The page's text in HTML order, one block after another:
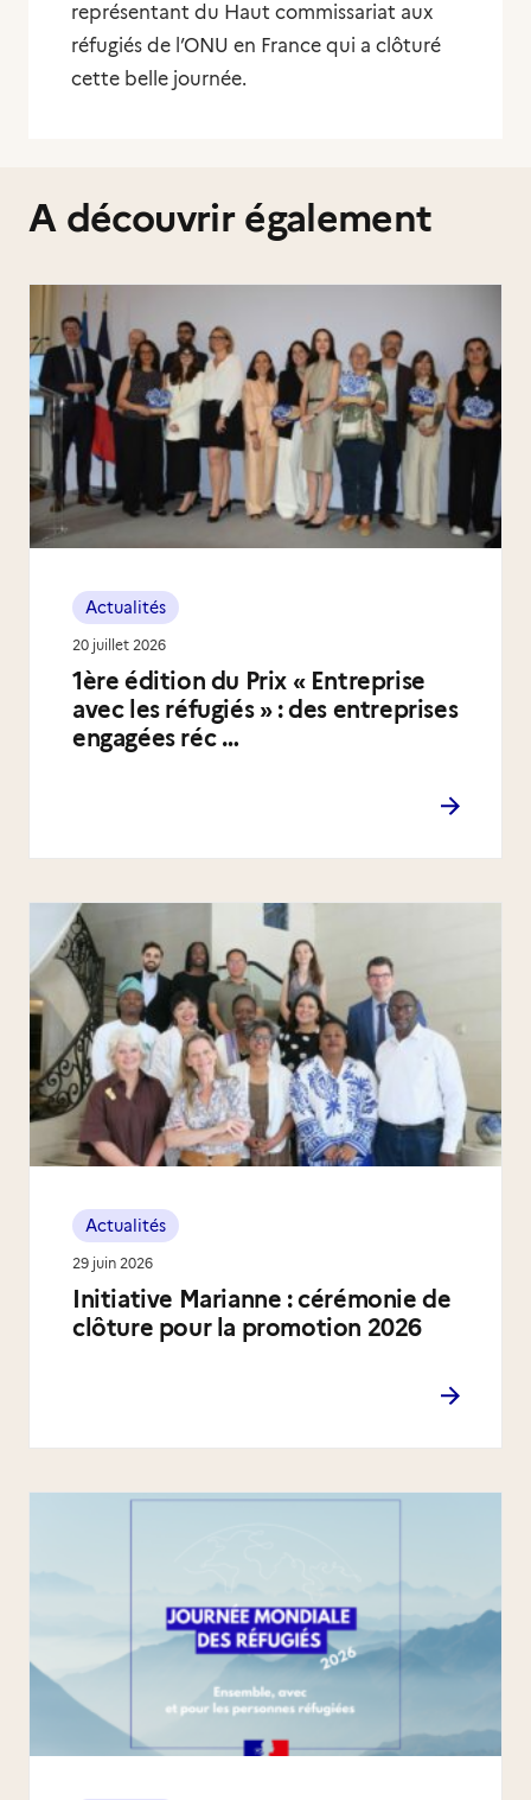
représentant du Haut commissariat aux
réfugiés de l’ONU en France qui a clôturé
cette belle journée.
A découvrir également
1ère édition du Prix « Entreprise
avec les réfugiés » : des entreprises
engagées réc …
Actualités
20 juillet 2026
Initiative Marianne : cérémonie de
clôture pour la promotion 2026
Actualités
29 juin 2026